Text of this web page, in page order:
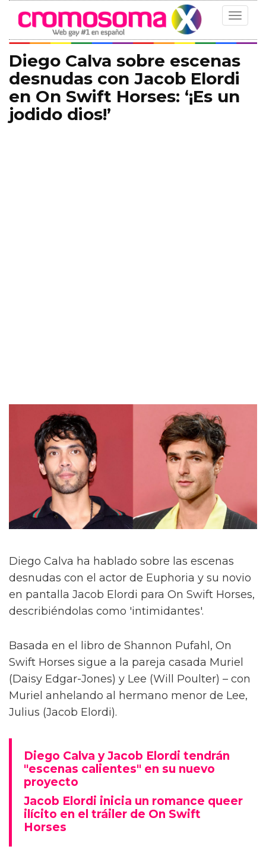
Toggle
Diego Calva sobre escenas
desnudas con Jacob Elordi
en On Swift Horses: ‘¡Es un
jodido dios!’
Diego Calva ha hablado sobre las escenas
desnudas con el actor de Euphoria y su novio
en pantalla Jacob Elordi para On Swift Horses,
describiéndolas como 'intimidantes'.
Basada en el libro de Shannon Pufahl, On
Swift Horses sigue a la pareja casada Muriel
(Daisy Edgar-Jones) y Lee (Will Poulter) – con
Muriel anhelando al hermano menor de Lee,
Julius (Jacob Elordi).
Diego Calva y Jacob Elordi tendrán
"escenas calientes" en su nuevo
proyecto
Jacob Elordi inicia un romance queer
ilícito en el tráiler de On Swift
Horses